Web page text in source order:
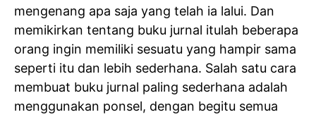
mengenang apa saja yang telah ia lalui. Dan
memikirkan tentang buku jurnal itulah beberapa
orang ingin memiliki sesuatu yang hampir sama
seperti itu dan lebih sederhana. Salah satu cara
membuat buku jurnal paling sederhana adalah
menggunakan ponsel, dengan begitu semua